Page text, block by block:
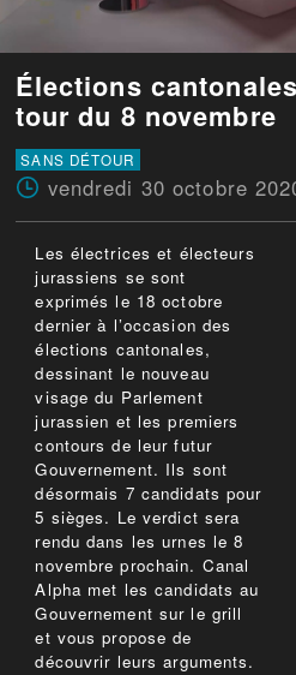
Élections
tour du 8 novembre
SANS DÉTOUR
vendredi 30 octobre
Les électrices et électeurs
jurassiens se sont
exprimés le 18 octobre
dernier à l’occasion des
élections cantonales,
dessinant le nouveau
visage du Parlement
jurassien et les premiers
contours de leur futur
Gouvernement. Ils sont
désormais 7 candidats pour
5 sièges. Le verdict sera
rendu dans les urnes le 8
novembre prochain. Canal
Alpha met les candidats au
Gouvernement sur le grill
et vous propose de
découvrir leurs arguments.